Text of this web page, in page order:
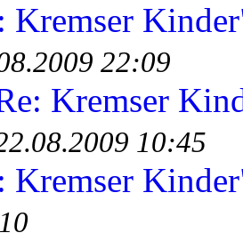
Kremser
22:09
Kremser
10:45
Kremser